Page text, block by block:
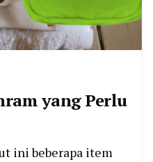
yang Perlu
ini beberapa item